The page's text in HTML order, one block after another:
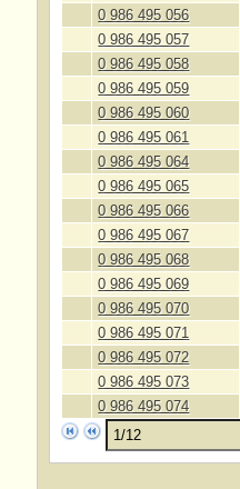
0 986 495 056
0 986 495 057
0 986 495 058
0 986 495 059
0 986 495 060
0 986 495 061
0 986 495 064
0 986 495 065
0 986 495 066
0 986 495 067
0 986 495 068
0 986 495 069
0 986 495 070
0 986 495 071
0 986 495 072
0 986 495 073
0 986 495 074